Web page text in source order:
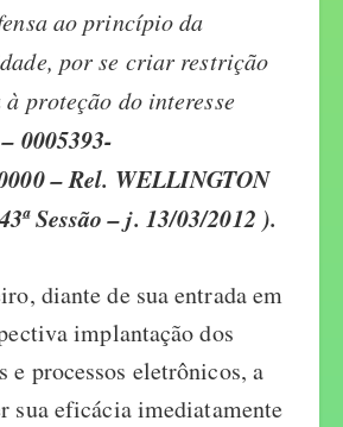
ao princípio da
por se criar restrição
à proteção do interesse
0005393-
– Rel. WELLINGTON
Sessão – j. 13/03/2012 ).
diante de sua entrada em
implantação dos
e processos eletrônicos, a
sua eficácia imediatamente